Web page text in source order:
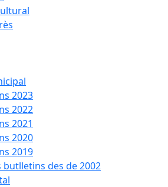
2023
2022
2021
2020
2019
butlletins des de 2002